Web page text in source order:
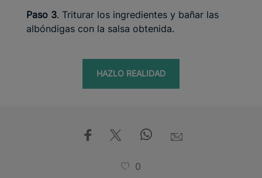
Paso 3. Triturar los ingredientes y bañar las
albóndigas con la salsa obtenida.
HAZLO REALIDAD
0